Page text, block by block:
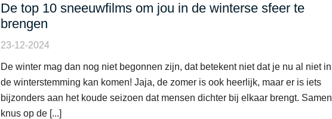
De top 10 sneeuwfilms om jou in de winterse sfeer te
brengen
23-12-2024
De winter mag dan nog niet begonnen zijn, dat betekent niet dat je nu al niet in
de winterstemming kan komen! Jaja, de zomer is ook heerlijk, maar er is iets
bijzonders aan het koude seizoen dat mensen dichter bij elkaar brengt. Samen
knus op de [...]